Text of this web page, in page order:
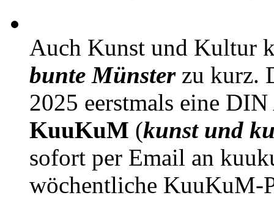
Auch Kunst und Kultur
bunte Münsterzu kurz.
2025 eerstmals eine
KuuKuM (kunst und
sofort per Email an
wöchentliche KuuKuM-